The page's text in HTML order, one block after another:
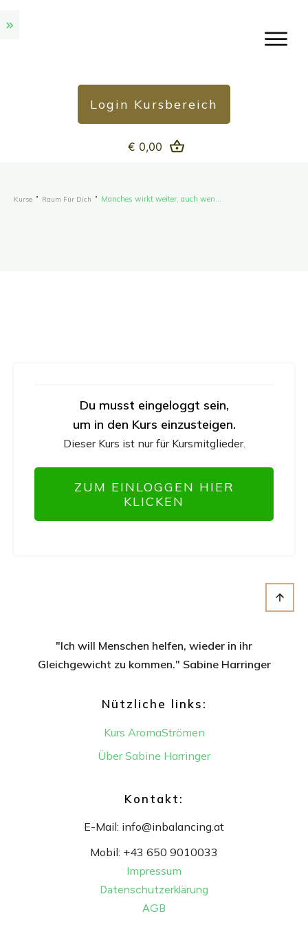
Login Kursbereich
€ 0,00
Kurse Raum Für Dich
Du musst eingeloggt sein,
um in den Kurs einzusteigen.
Dieser Kurs ist nur für Kursmitglieder.
ZUM EINLOGGEN HIER
KLICKEN
"Ich will Menschen helfen, wieder in ihr
Gleichgewicht zu kommen." Sabine Harringer
Nützliche links:
Kurs AromaStrömen
Über Sabine Harringer
Kontakt:
E-Mail: info@inbalancing.at
Mobil: +43 650 9010033
Impressum
Datenschutzerklärung
AGB